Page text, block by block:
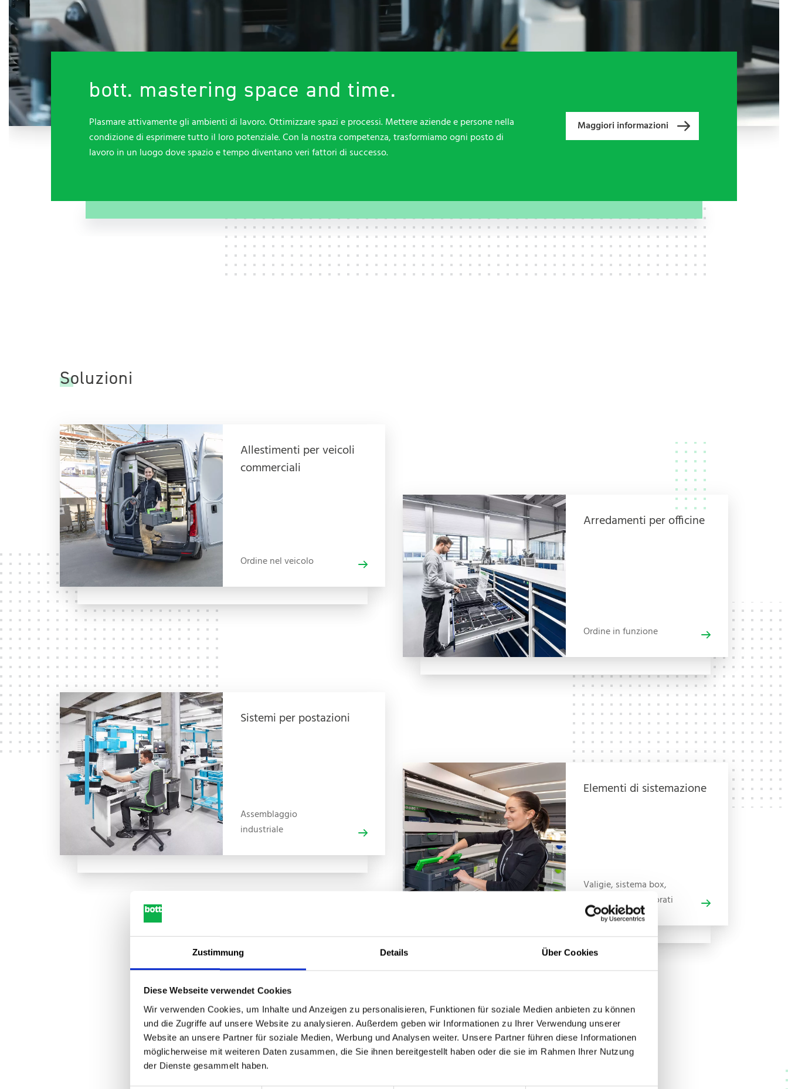
Zustimmung Details Über Cookies
Diese Webseite verwendet Cookies
Wir verwenden Cookies, um Inhalte und Anzeigen zu personalisieren, Funktionen für soziale Medien anbieten zu können
und die Zugriffe auf unsere Website zu analysieren. Außerdem geben wir Informationen zu Ihrer Verwendung unserer
Website an unsere Partner für soziale Medien, Werbung und Analysen weiter. Unsere Partner führen diese Informationen
möglicherweise mit weiteren Daten zusammen, die Sie ihnen bereitgestellt haben oder die sie im Rahmen Ihrer Nutzung
der Dienste gesammelt haben.
bott. mastering space and time.
Plasmare attivamente gli ambienti di lavoro. Ottimizzare spazi e processi. Mettere aziende e persone nella
condizione di esprimere tutto il loro potenziale. Con la nostra competenza, trasformiamo ogni posto di
lavoro in un luogo dove spazio e tempo diventano veri fattori di successo.
Maggiori informazioni
Soluzioni
Allestimenti per veicoli
commerciali
Ordine nel veicolo
Arredamenti per officine
Ordine in funzione
Sistemi per postazioni
Assemblaggio
industriale
Elementi di sistemazione
Valigie, sistema box,
sistema pannelli forati
bott. mastering space and time.